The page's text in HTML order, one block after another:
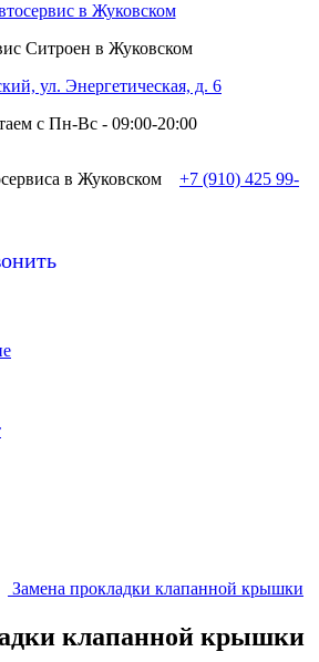
Ситроен в Жуковском
ул. Энергетическая, д. 6
с Пн-Вc - 09:00-20:00
+7 (910) 425 99-
Замена прокладки клапанной крышки
клапанной крышки